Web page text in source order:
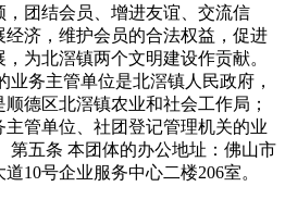
，团结会员、增进友谊、交流信
经济，维护会员的合法权益，促进
为北滘镇两个文明建设作贡献。
业务主管单位是北滘镇人民政府，
德区北滘镇农业和社会工作局；
管单位、社团登记管理机关的业
第五条 本团体的办公地址：佛山市
10号企业服务中心二楼206室。